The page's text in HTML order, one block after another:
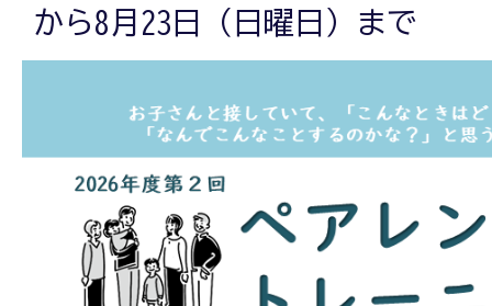
から8月23日（日曜日）まで